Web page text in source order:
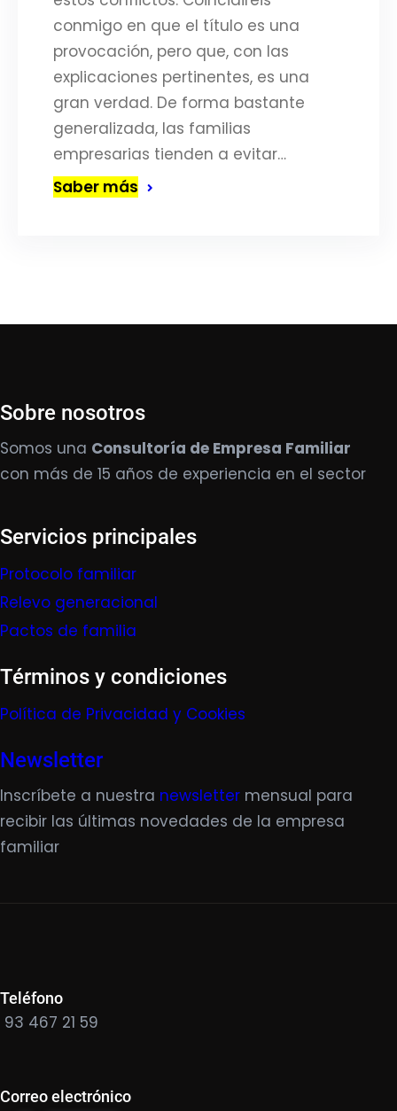
conmigo en que el título es una
provocación, pero que, con las
explicaciones pertinentes, es una
gran verdad. De forma bastante
generalizada, las familias
empresarias tienden a evitar…
Saber más
Sobre nosotros
Somos una Consultoría de Empresa Familiar
con más de 15 años de experiencia en el sector
Servicios principales
Protocolo familiar
Relevo generacional
Pactos de familia
Términos y condiciones
Política de Privacidad y Cookies
Newsletter
Inscríbete a nuestra newsletter mensual para
recibir las últimas novedades de la empresa
familiar
Teléfono
93 467 21 59
Correo electrónico